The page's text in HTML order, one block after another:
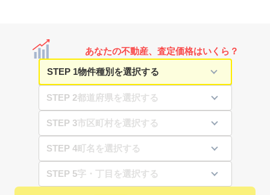
あなたの不動産、査定価格はいくら？
STEP 1
STEP 2
STEP 3
STEP 4
STEP 5